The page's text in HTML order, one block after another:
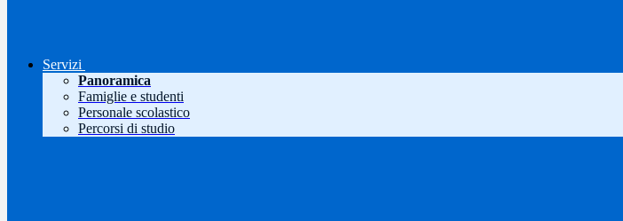
Servizi
Panoramica
Famiglie e studenti
Personale scolastico
Percorsi di studio